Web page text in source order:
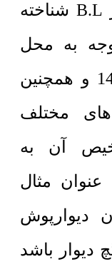
Marble Sheet و به اختصار B.L شناخته
به محل
اجرای ماربل شیت کد 1456 و همچنین
مختلف
آن به
مثال
دیوارپوش
دیوار باشد